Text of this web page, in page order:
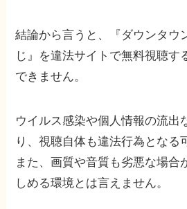
結論から言うと、『ダウンタウ
じ』を違法サイトで無料視聴す
できません。
ウイルス感染や個人情報の流出
り、視聴自体も違法行為となる
また、画質や音質も劣悪な場合
しめる環境とは言えません。